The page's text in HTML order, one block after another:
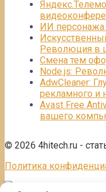
ИИ
Революция в
Смена тем
Node.js:
AdwCleaner:
рекламного и
Avast Free
вашего
© 2026 4hitech.ru -
Политика